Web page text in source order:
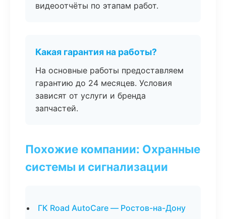
видеоотчёты по этапам работ.
Какая гарантия на работы?
На основные работы предоставляем
гарантию до 24 месяцев. Условия
зависят от услуги и бренда
запчастей.
Похожие компании: Охранные
системы и сигнализации
ГК Road AutoCare — Ростов-на-Дону